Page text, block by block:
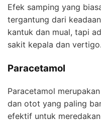
Efek samping yang
tergantung dari
kantuk dan mual, tapi
sakit kepala dan vertigo.
Paracetamol
Paracetamol
dan otot yang paling
efektif untuk